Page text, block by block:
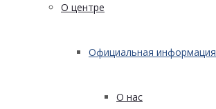
О центре
Официальная информация
О нас